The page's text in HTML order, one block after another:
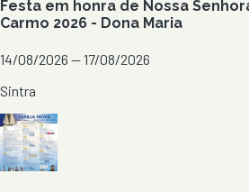
Festa em honra de Nossa
Carmo 2026 - Dona Maria
14/08/2026 — 17/08/2026
Sintra